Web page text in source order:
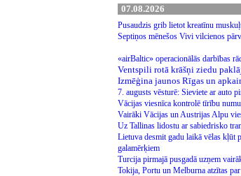
07.08.2026
Pusaudzis grib lietot kreatīnu
Septiņos mēnešos Vivi vilcienos
«airBaltic» operacionālās darbības
Ventspili rotā krāšņi ziedu
Izmēģina jaunos Rīgas un
7. augusts vēsturē: Sieviete ar auto
Vācijas viesnīca kontrolē tīrību
Vairāki Vācijas un Austrijas Alpu
Uz Tallinas lidostu ar sabiedrisko
Lietuva desmit gadu laikā vēlas kļūt
galamērķiem
Turcija pirmajā pusgadā uzņem
Tokija, Portu un Melburna atzītas